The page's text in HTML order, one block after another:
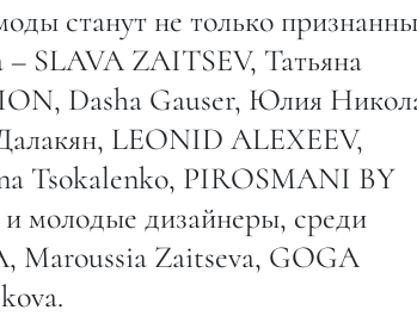
станут не только
– SLAVA ZAITSEV, Татьяна
Dasha Gauser, Юлия
LEONID ALEXEEV,
Tsokalenko, PIROSMANI BY
молодые дизайнеры, среди
Maroussia Zaitseva, GOGA